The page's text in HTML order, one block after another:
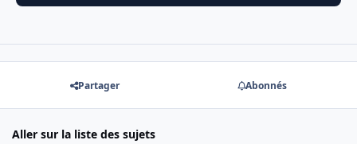
Partager Abonnés
Aller sur la liste des sujets